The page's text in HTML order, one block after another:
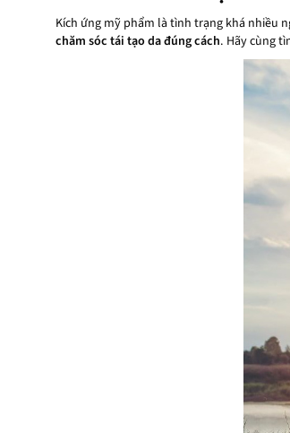
Kích ứng mỹ phẩm là tình trạng khá nhiều
chăm sóc tái tạo da đúng cách. Hãy cùng